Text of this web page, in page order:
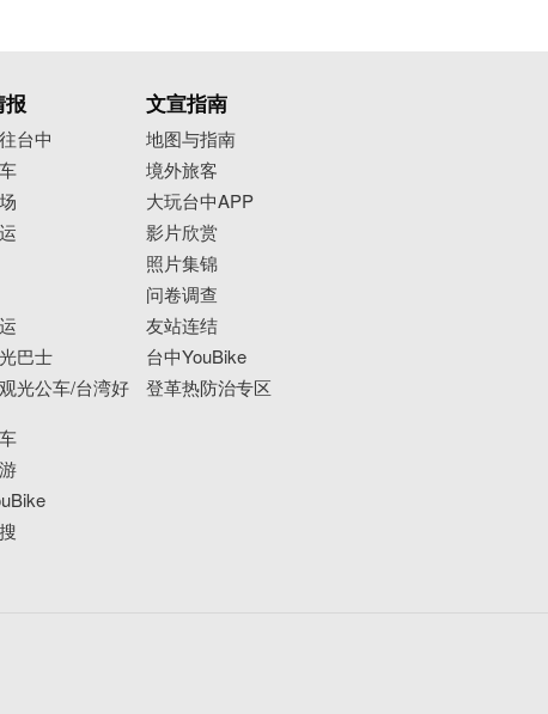
报
台中
巴士
光公车/台湾好
文宣指南
地图与指南
境外旅客
大玩台中APP
影片欣赏
照片集锦
问卷调查
友站连结
台中YouBike
登革热防治专区